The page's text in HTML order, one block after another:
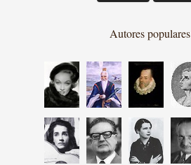
Autores populares